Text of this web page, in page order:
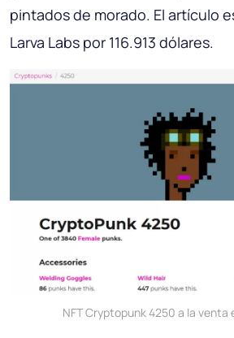
pintados de morado. El artículo
Larva Labs por 116.913 dólares.
NFT Cryptopunk 4250 a la venta